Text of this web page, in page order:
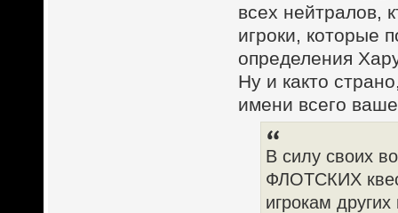
всех нейтралов,
игроки, которые
определения
Ну и както
имени всего
В силу своих
ФЛОТСКИХ
игрокам